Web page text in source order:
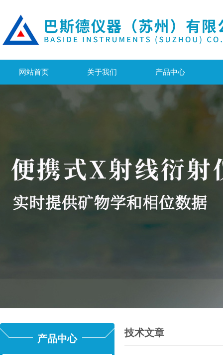
网站首页 关于我们 产品中心
产品中心
技术文章